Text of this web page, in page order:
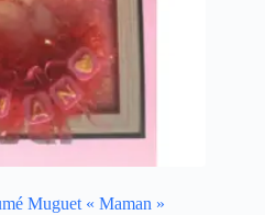
Muguet « Maman »